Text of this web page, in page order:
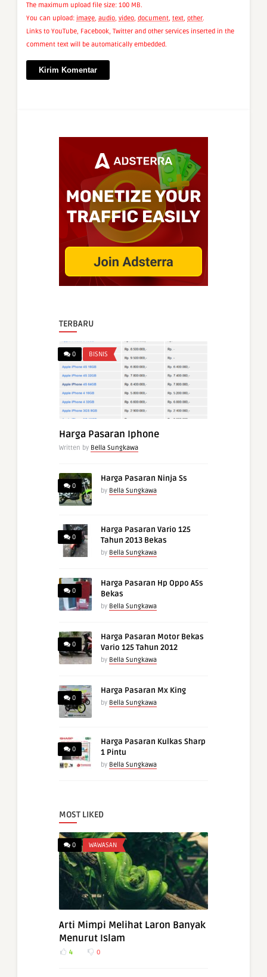
The maximum upload file size: 100 MB.
You can upload: image, audio, video, document, text, other.
Links to YouTube, Facebook, Twitter and other services inserted in the
comment text will be automatically embedded.
TERBARU
0 BISNIS
Harga Pasaran Iphone
Written by Bella Sungkawa
0
Harga Pasaran Ninja Ss
by Bella Sungkawa
0
Harga Pasaran Vario 125
Tahun 2013 Bekas
by Bella Sungkawa
0
Harga Pasaran Hp Oppo A5s
Bekas
by Bella Sungkawa
0
Harga Pasaran Motor Bekas
Vario 125 Tahun 2012
by Bella Sungkawa
0
Harga Pasaran Mx King
by Bella Sungkawa
0
Harga Pasaran Kulkas Sharp
1 Pintu
by Bella Sungkawa
MOST LIKED
0 WAWASAN
Arti Mimpi Melihat Laron Banyak
Menurut Islam
4 0